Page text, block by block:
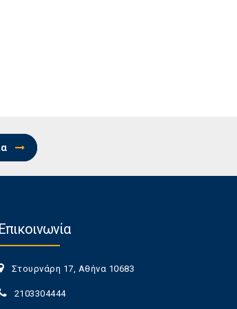
Επικοινωνία
Στουρνάρη 17, Αθήνα 10683
2103304444